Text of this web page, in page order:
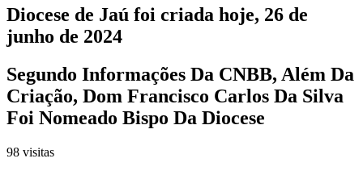
Diocese de Jaú foi criada hoje, 26 de
junho de 2024
Segundo Informações Da CNBB, Além Da
Criação, Dom Francisco Carlos Da Silva
Foi Nomeado Bispo Da Diocese
98 visitas